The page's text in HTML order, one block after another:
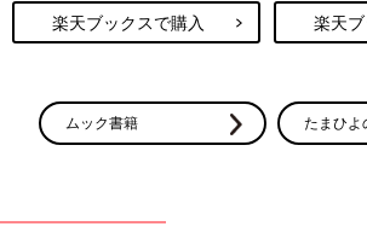
楽天ブックスで購入 楽天
ムック書籍 たまひよ